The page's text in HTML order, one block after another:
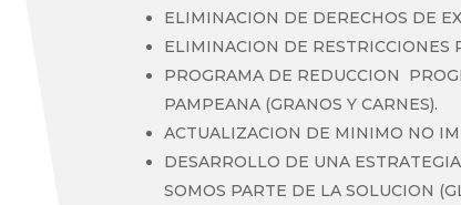
ELIMINACION DE DERECHOS DE
ELIMINACION DE RESTRICCIONES
PROGRAMA DE REDUCCION
PAMPEANA (GRANOS Y CARNES).
ACTUALIZACION DE MINIMO NO
DESARROLLO DE UNA
SOMOS PARTE DE LA SOLUCION